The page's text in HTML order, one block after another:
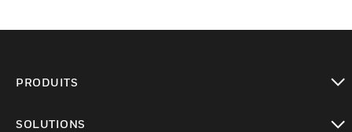
PRODUITS
SOLUTIONS